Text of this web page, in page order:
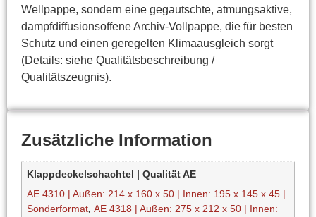
Wellpappe, sondern eine gegautschte, atmungsaktive,
dampfdiffusionsoffene Archiv-Vollpappe, die für besten
Schutz und einen geregelten Klimaausgleich sorgt
(Details: siehe Qualitätsbeschreibung /
Qualitätszeugnis).
Zusätzliche Information
Klappdeckelschachtel | Qualität AE
AE 4310 | Außen: 214 x 160 x 50 | Innen: 195 x 145 x 45 |
Sonderformat,AE 4318 | Außen: 275 x 212 x 50 | Innen: